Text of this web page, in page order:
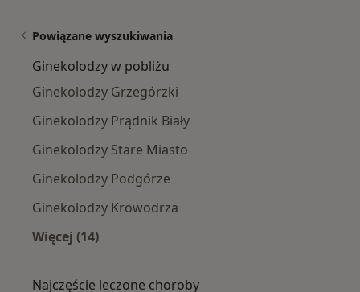
Powiązane wyszukiwania
Ginekolodzy w pobliżu
Ginekolodzy Grzegórzki
Ginekolodzy Prądnik Biały
Ginekolodzy Stare Miasto
Ginekolodzy Podgórze
Ginekolodzy Krowodrza
Więcej (14)
Najczęście leczone choroby